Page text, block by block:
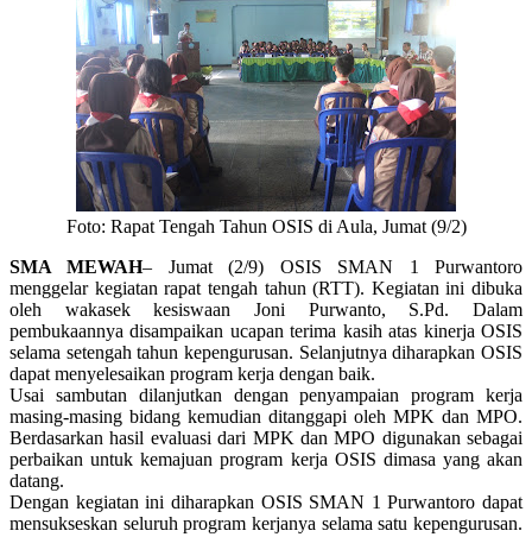
Foto: Rapat Tengah Tahun OSIS di Aula, Jumat (9/2)
SMA MEWAH– Jumat (2/9) OSIS SMAN 1 Purwantoro
menggelar kegiatan rapat tengah tahun (RTT). Kegiatan ini dibuka
oleh wakasek kesiswaan Joni Purwanto, S.Pd. Dalam
pembukaannya disampaikan ucapan terima kasih atas kinerja OSIS
selama setengah tahun kepengurusan. Selanjutnya diharapkan OSIS
dapat menyelesaikan program kerja dengan baik.
Usai sambutan dilanjutkan dengan penyampaian program kerja
masing-masing bidang kemudian ditanggapi oleh MPK dan MPO.
Berdasarkan hasil evaluasi dari MPK dan MPO digunakan sebagai
perbaikan untuk kemajuan program kerja OSIS dimasa yang akan
datang.
Dengan kegiatan ini diharapkan OSIS SMAN 1 Purwantoro dapat
mensukseskan seluruh program kerjanya selama satu kepengurusan.